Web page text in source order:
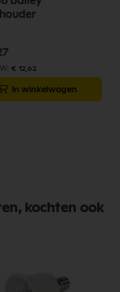
€ 12,62
In winkelwagen
kochten ook